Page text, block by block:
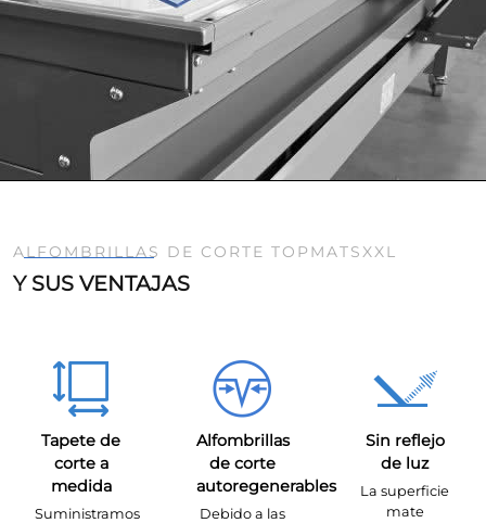
ALFOMBRILLAS DE CORTE TOPMATSXXL
Y SUS VENTAJAS
Tapete de
corte a
medida
Suministramos
Alfombrillas
de corte
autoregenerables
Debido a las
Sin reflejo
de luz
La superficie
mate